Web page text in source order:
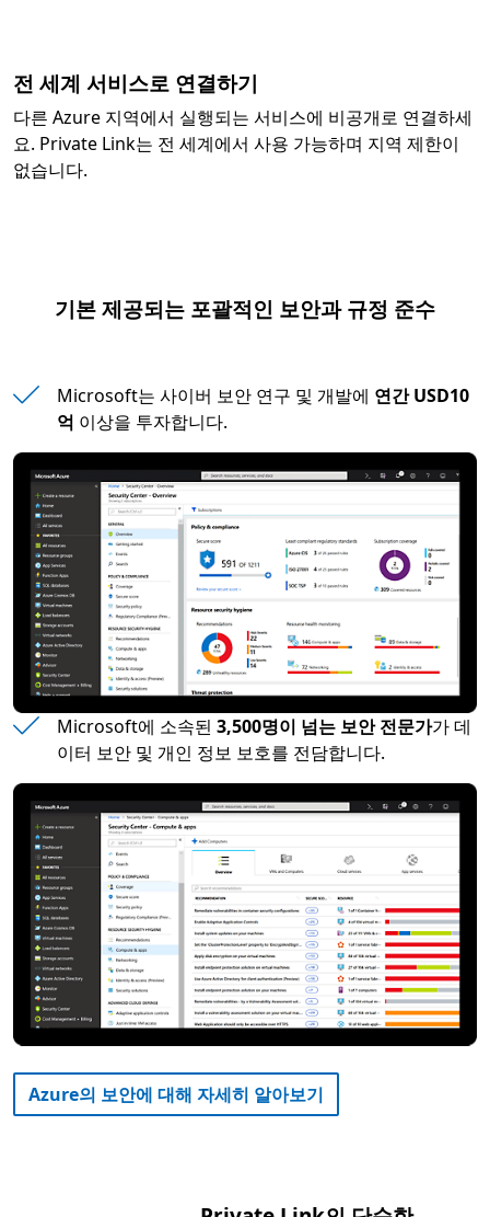
전 세계 서비스로 연결하기
다른 Azure 지역에서 실행되는 서비스에 비공개로 연결하세
요. Private Link는 전 세계에서 사용 가능하며 지역 제한이
없습니다.
기본 제공되는 포괄적인 보안과 규정 준수
Microsoft는 사이버 보안 연구 및 개발에 연간 USD10
억 이상을 투자합니다.
Microsoft에 소속된 3,500명이 넘는 보안 전문가가 데
이터 보안 및 개인 정보 보호를 전담합니다.
Azure의 보안에 대해 자세히 알아보기